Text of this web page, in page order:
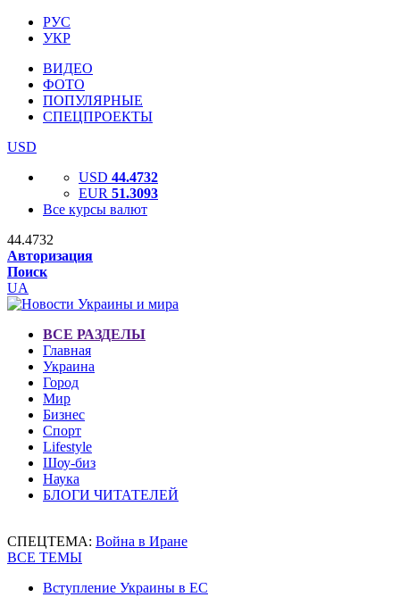
РУС
УКР
ВИДЕО
ФОТО
ПОПУЛЯРНЫЕ
СПЕЦПРОЕКТЫ
USD
USD 44.4732
EUR 51.3093
Все курсы валют
44.4732
Авторизация
Поиск
UA
ВСЕ РАЗДЕЛЫ
Главная
Украина
Город
Мир
Бизнес
Спорт
Lifestyle
Шоу-биз
Наука
БЛОГИ ЧИТАТЕЛЕЙ
СПЕЦТЕМА: Война в Иране
ВСЕ ТЕМЫ
Вступление Украины в ЕС